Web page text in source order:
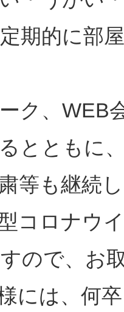
期的に部
ク、WEB
とともに
等も継続
コロナウ
ので、お
には、何